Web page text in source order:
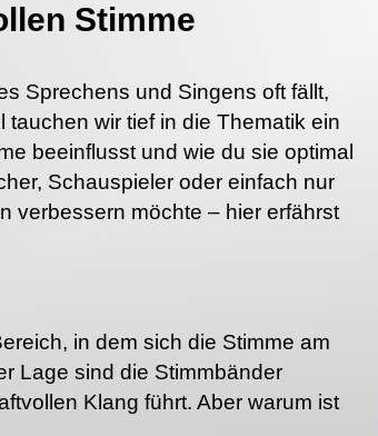
Stimme
Sprechens und Singens oft fällt,
wir tief in die Thematik ein
beeinflusst und wie du sie optimal
Schauspieler oder einfach nur
verbessern möchte – hier erfährst
in dem sich die Stimme am
Lage sind die Stimmbänder
Klang führt. Aber warum ist